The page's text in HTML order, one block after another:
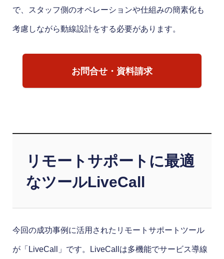
で、スタッフ側のオペレーションや仕組みの簡素化も
考慮しながら動線設計をする必要があります。
お問合せ・資料請求
リモートサポートに最適
なツールLiveCall
今回の成功事例に活用されたリモートサポートツール
が「LiveCall」です。LiveCallは多機能でサービス導線